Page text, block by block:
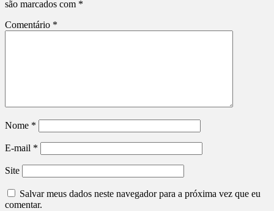
são marcados com *
Comentário *
Nome *
E-mail *
Site
Salvar meus dados neste navegador para a próxima vez que eu
comentar.